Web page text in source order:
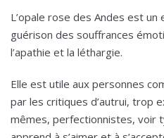
L’opale rose des Andes est
guérison des souffrances
l’apathie et la léthargie.
Elle est utile aux personnes
par les critiques d’autrui, trop
mêmes, perfectionnistes, voir